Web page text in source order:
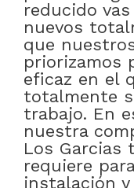
reducido
nuevos
que
priorizamos
eficaz en el
totalmente
trabajo. En
nuestra
Los Garcias
requiere
instalación